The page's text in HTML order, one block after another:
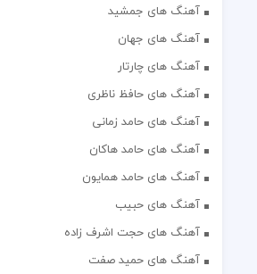
آهنگ های جمشید
آهنگ های جهان
آهنگ های چارتار
آهنگ های حافظ ناظری
آهنگ های حامد زمانی
آهنگ های حامد هاکان
آهنگ های حامد همایون
آهنگ های حبیب
آهنگ های حجت اشرف زاده
آهنگ های حمید صفت